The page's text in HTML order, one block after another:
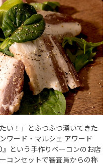
い！」とふつふつ湧いてきた
ワード・マルシェ アワード
』という手作りベーコンのお店
コンセットで審査員からの称